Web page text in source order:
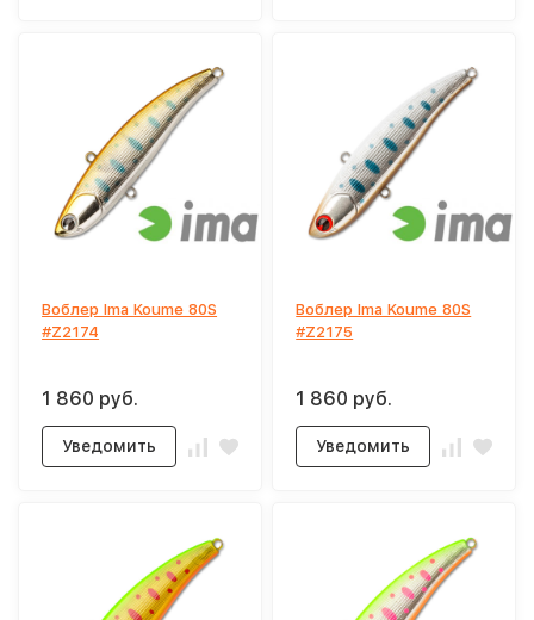
Воблер Ima Koume 80S
#Z2174
1 860 руб.
Уведомить
Воблер Ima Koume 80S
#Z2175
1 860 руб.
Уведомить